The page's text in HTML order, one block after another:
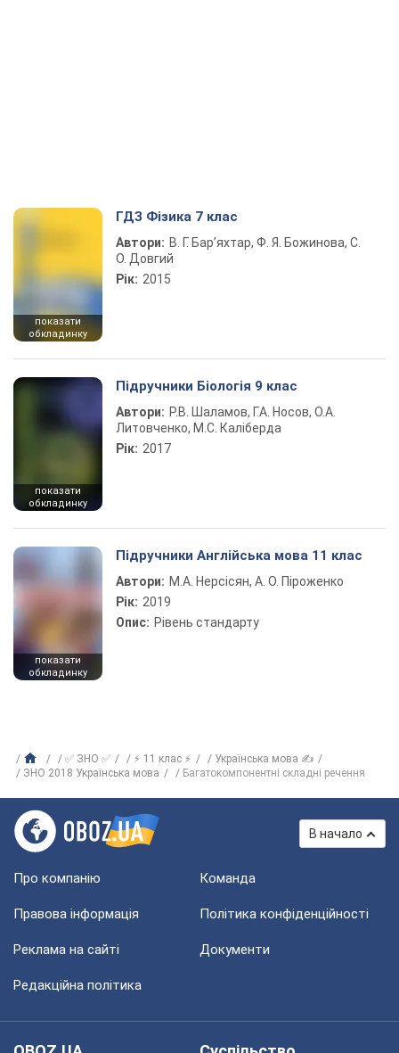
показати
обкладинку
ГДЗ Фізика 7 клас
Автори: В. Г. Бар’яхтар, Ф. Я. Божинова, С.
О. Довгий
Рік: 2015
показати
обкладинку
Підручники Біологія 9 клас
Автори: Р.В. Шаламов, Г.А. Носов, О.А.
Литовченко, М.С. Каліберда
Рік: 2017
показати
обкладинку
Підручники Англійська мова 11 клас
Автори: М.А. Нерсісян, А. О. Піроженко
Рік: 2019
Опис: Рівень стандарту
✅ ЗНО ✅ ⚡ 11 клас ⚡
Українська мова ✍
ЗНО 2018 Українська мова
Багатокомпонентні складні речення
В начало
Про компанію Команда
Правова інформація Політика конфіденційності
Реклама на сайті Документи
Редакційна політика